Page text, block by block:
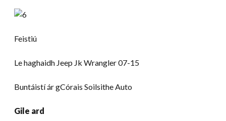
Feistiú
Le haghaidh Jeep Jk Wrangler 07-15
Buntáistí ár gCórais Soilsithe Auto
Gile ard